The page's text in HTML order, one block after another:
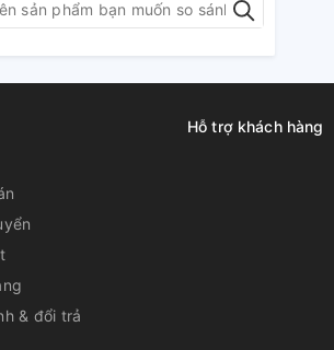
& đổi trả
Hỗ trợ khách hàng